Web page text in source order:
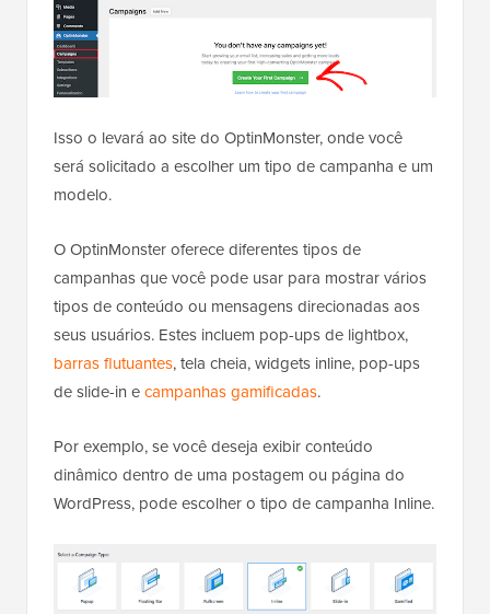
Isso o levará ao site do OptinMonster, onde você
será solicitado a escolher um tipo de campanha e um
modelo.
O OptinMonster oferece diferentes tipos de
campanhas que você pode usar para mostrar vários
tipos de conteúdo ou mensagens direcionadas aos
seus usuários. Estes incluem pop-ups de lightbox,
barras flutuantes, tela cheia, widgets inline, pop-ups
de slide-in ecampanhas gamificadas.
Por exemplo, se você deseja exibir conteúdo
dinâmico dentro de uma postagem ou página do
WordPress, pode escolher o tipo de campanha Inline.